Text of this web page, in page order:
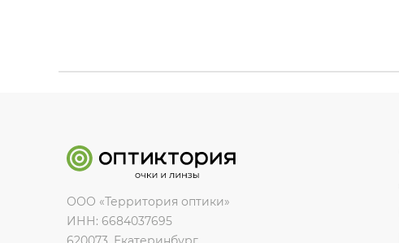
ООО «Территория оптики»
ИНН: 6684037695